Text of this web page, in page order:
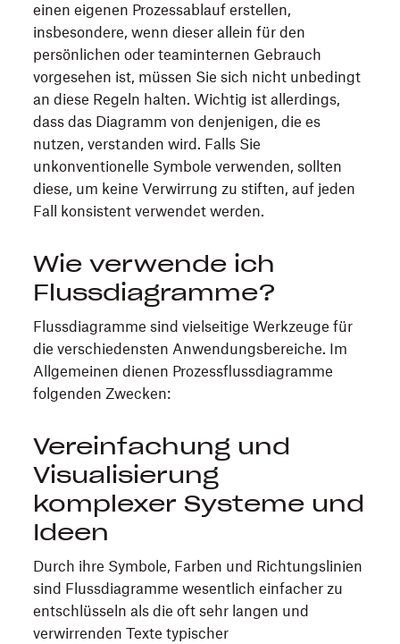
einen eigenen Prozessablauf erstellen,
insbesondere, wenn dieser allein für den
persönlichen oder teaminternen Gebrauch
vorgesehen ist, müssen Sie sich nicht unbedingt
an diese Regeln halten. Wichtig ist allerdings,
dass das Diagramm von denjenigen, die es
nutzen, verstanden wird. Falls Sie
unkonventionelle Symbole verwenden, sollten
diese, um keine Verwirrung zu stiften, auf jeden
Fall konsistent verwendet werden.
Wie verwende ich
Flussdiagramme?
Flussdiagramme sind vielseitige Werkzeuge für
die verschiedensten Anwendungsbereiche. Im
Allgemeinen dienen Prozessflussdiagramme
folgenden Zwecken:
Vereinfachung und
Visualisierung
komplexer Systeme und
Ideen
Durch ihre Symbole, Farben und Richtungslinien
sind Flussdiagramme wesentlich einfacher zu
entschlüsseln als die oft sehr langen und
verwirrenden Texte typischer